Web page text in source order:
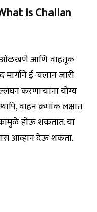
Is Challan
ओळखणे आणि वाहतूक
ई-चलान जारी
करणाऱ्यांना योग्य
वाहन क्रमांक लक्षात
होऊ शकतात. या
आव्हान देऊ शकता.